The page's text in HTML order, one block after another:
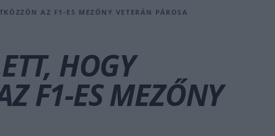
AZ F1-ES MEZŐNY VETERÁN PÁROSA
HOGY
F1-ES MEZŐNY